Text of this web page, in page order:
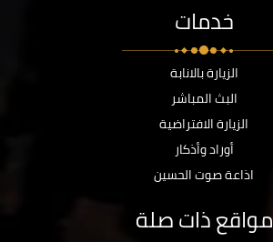
خدمات
الزيارة بالانابة
البث المباشر
الزيارة الافتراضية
أوراد وأذكار
اذاعة صوت الحسين
مواقع ذات صلة